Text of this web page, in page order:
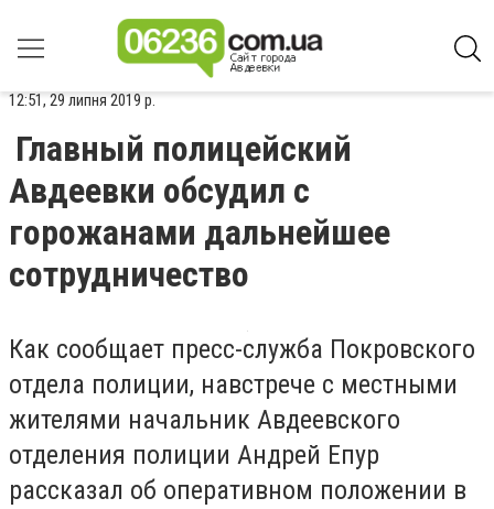
12:51, 29 липня 2019 р.
Главный полицейский
Авдеевки обсудил с
горожанами дальнейшее
сотрудничество
Как сообщает пресс-служба Покровского
отдела полиции, навстрече с местными
жителями начальник Авдеевского
отделения полиции Андрей Епур
рассказал об оперативном положении в